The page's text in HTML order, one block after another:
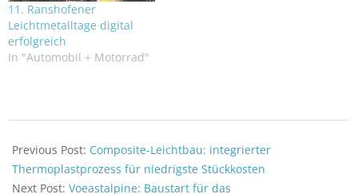
11. Ranshofener
Leichtmetalltage digital
erfolgreich
In "Automobil + Motorrad"
11-
20
Previous Post: Composite-Leichtbau: integrierter
Thermoplastprozess für niedrigste Stückkosten
Next Post: Voeastalpine: Baustart für das